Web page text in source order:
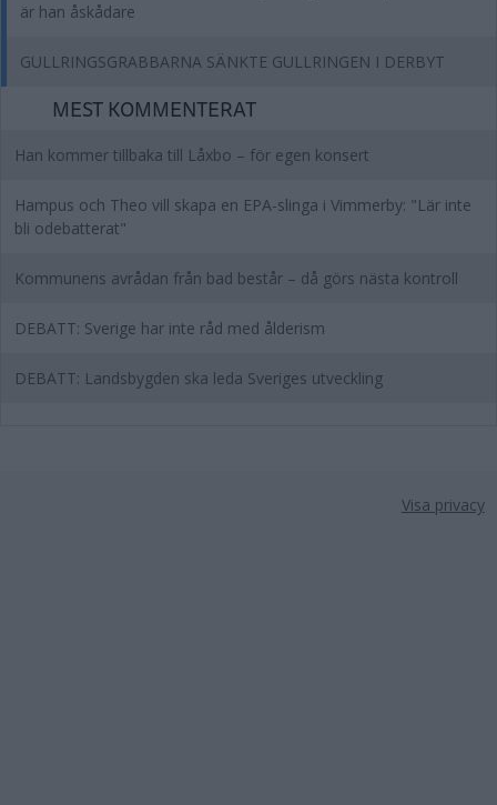
är han åskådare
GULLRINGSGRABBARNA SÄNKTE GULLRINGEN I DERBYT
MEST KOMMENTERAT
Han kommer tillbaka till Låxbo – för egen konsert
Hampus och Theo vill skapa en EPA-slinga i Vimmerby: "Lär inte
bli odebatterat"
Kommunens avrådan från bad består – då görs nästa kontroll
DEBATT: Sverige har inte råd med ålderism
DEBATT: Landsbygden ska leda Sveriges utveckling
Visa privacy